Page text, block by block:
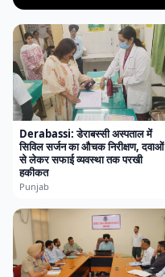
Derabassi: डेराबस्सी अस्पताल में
सिविल सर्जन का औचक निरीक्षण, दवाओं
से लेकर सफाई व्यवस्था तक परखी
हकीकत
Punjab